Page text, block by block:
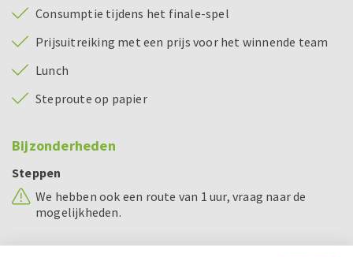
Consumptie tijdens het finale-spel
Prijsuitreiking met een prijs voor het winnende team
Lunch
Steproute op papier
Bijzonderheden
Steppen
We hebben ook een route van 1 uur, vraag naar de
mogelijkheden.